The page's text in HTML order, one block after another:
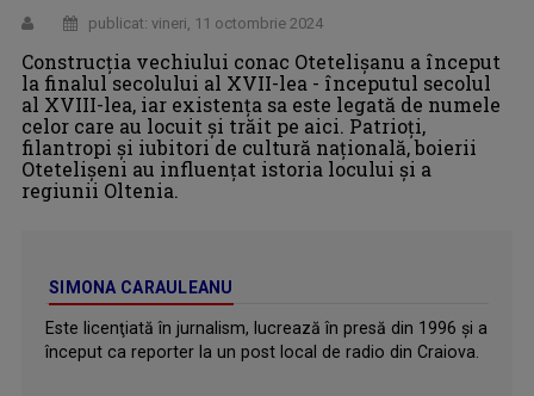
publicat: vineri, 11 octombrie 2024
Construcția vechiului conac Otetelișanu a început
la finalul secolului al XVII-lea - începutul secolul
al XVIII-lea, iar existența sa este legată de numele
celor care au locuit și trăit pe aici. Patrioţi,
filantropi şi iubitori de cultură naţională, boierii
Otetelișeni au influențat istoria locului și a
regiunii Oltenia.
SIMONA CARAULEANU
Este licenţiată în jurnalism, lucrează în presă din 1996 şi a
început ca reporter la un post local de radio din Craiova.